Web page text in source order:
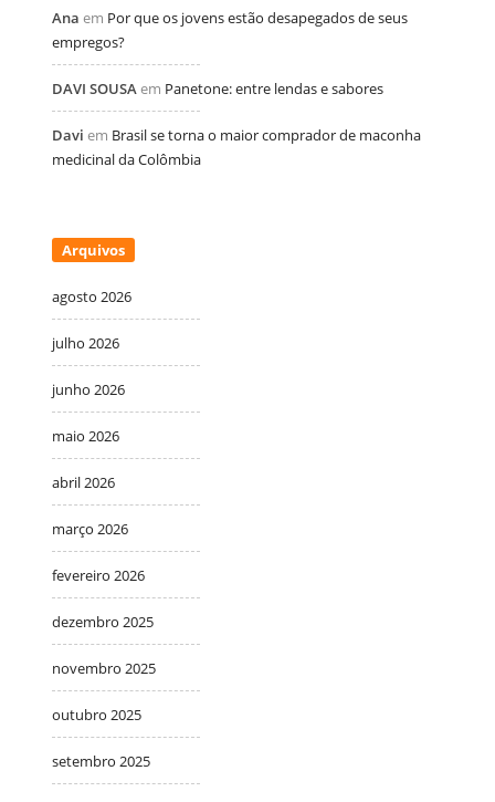
Ana em Por que os jovens estão desapegados de seus
empregos?
DAVI SOUSAem Panetone: entre lendas e sabores
Davi em Brasil se torna o maior comprador de maconha
medicinal da Colômbia
Arquivos
agosto 2026
julho 2026
junho 2026
maio 2026
abril 2026
março 2026
fevereiro 2026
dezembro 2025
novembro 2025
outubro 2025
setembro 2025